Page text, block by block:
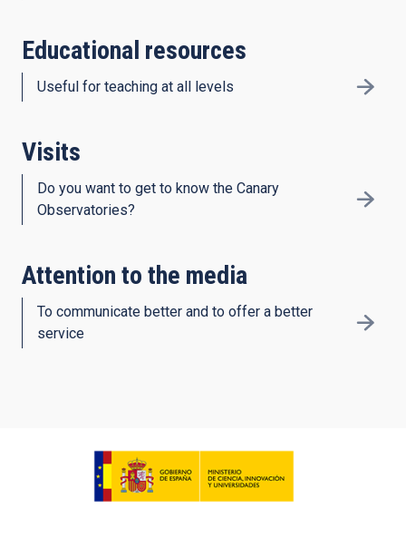
Educational resources
Useful for teaching at all levels
Visits
Do you want to get to know the Canary
Observatories?
Attention to the media
To communicate better and to offer a better
service